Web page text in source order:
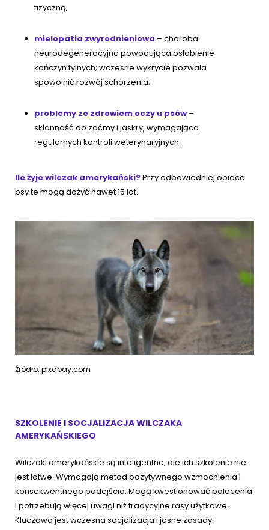
fizyczną;
mielopatia zwyrodnieniowa – choroba
neurodegeneracyjna powodująca osłabienie
kończyn tylnych; wczesne wykrycie pozwala
spowolnić rozwój schorzenia;
problemy ze zdrowiem oczy u psów –
skłonność do zaćmy i jaskry, wymagająca
regularnych kontroli weterynaryjnych.
Ile żyje wilczak amerykański?Przy odpowiedniej opiece
psy te mogą dożyć nawet 15 lat.
Źródło: pixabay.com
SZKOLENIE I SOCJALIZACJA WILCZAKA
AMERYKAŃSKIEGO
Wilczaki amerykańskie są inteligentne, ale ich szkolenie nie
jest łatwe. Wymagają metod pozytywnego wzmocnienia i
konsekwentnego podejścia. Mogą kwestionować polecenia
i potrzebują więcej uwagi niż tradycyjne rasy użytkowe.
Kluczowa jest wczesna socjalizacja i jasne zasady.